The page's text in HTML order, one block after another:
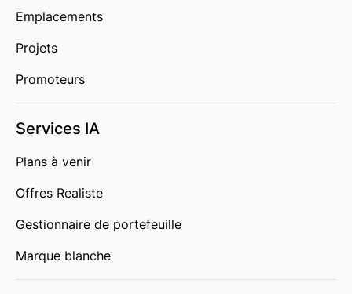
Emplacements
Projets
Promoteurs
Services IA
Plans à venir
Offres Realiste
Gestionnaire de portefeuille
Marque blanche